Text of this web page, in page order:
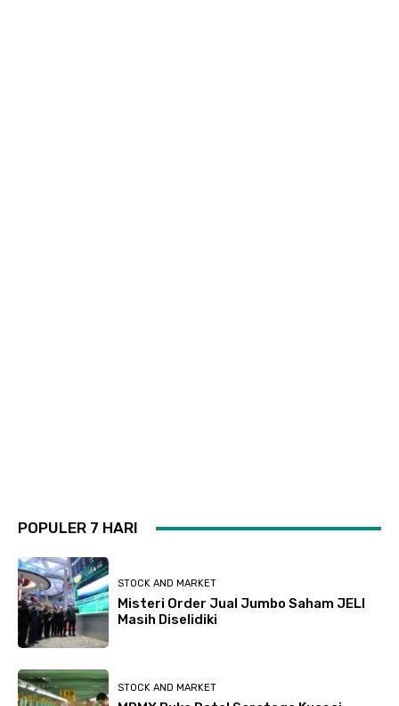
POPULER 7 HARI
STOCK AND MARKET
Misteri Order Jual Jumbo Saham JELI
Masih Diselidiki
STOCK AND MARKET